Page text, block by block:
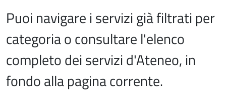
Puoi navigare i servizi già filtrati per
categoria o consultare l'elenco
completo dei servizi d'Ateneo, in
fondo alla pagina corrente.